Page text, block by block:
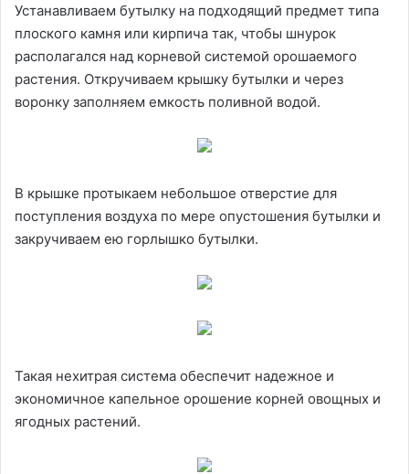
Устанавливаем бутылку на подходящий предмет типа
плоского камня или кирпича так, чтобы шнурок
располагался над корневой системой орошаемого
растения. Откручиваем крышку бутылки и через
воронку заполняем емкость поливной водой.
В крышке протыкаем небольшое отверстие для
поступления воздуха по мере опустошения бутылки и
закручиваем ею горлышко бутылки.
Такая нехитрая система обеспечит надежное и
экономичное капельное орошение корней овощных и
ягодных растений.